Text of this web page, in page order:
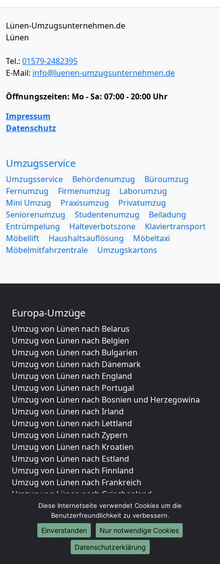
Lünen-Umzugsunternehmen.de
Lünen
Tel.: 01579-2482395
E-Mail: info@luenen-umzugsunternehmen.de
Öffnungszeiten: Mo - Sa: 07:00 - 20:00 Uhr
Impressum
Datenschutz
Umzugsservice
Umzugsservice Behördenumzug
Büroumzug
Fernumzug
Firmenumzug
Laborumzug
Mini Umzug
Praxisumzug
Privatumzug
Seniorenumzug
Studentenumzug
Beiladung
Entrümpelung
Halteverbotszone
Klaviertransport
Möbellift
Haushaltsauflösung
Möbeltaxi
Möbelmitfahrzentrale
Umzugskartons
Europa-Umzüge
Umzug von Lünen nach Belarus
Umzug von Lünen nach Belgien
Umzug von Lünen nach Bulgarien
Umzug von Lünen nach Dänemark
Umzug von Lünen nach England
Umzug von Lünen nach Portugal
Umzug von Lünen nach Bosnien und Herzegowina
Umzug von Lünen nach Irland
Umzug von Lünen nach Lettland
Umzug von Lünen nach Zypern
Umzug von Lünen nach Kroatien
Umzug von Lünen nach Estland
Umzug von Lünen nach Finnland
Umzug von Lünen nach Frankreich
Umzug von Lünen nach Griechenland
Umzug von Lünen nach Italien
Umzug von Lünen nach Liechtenstein
Umzug von Lünen nach Luxemburg
Umzug von Lünen nach Niederlande
Umzug von Lünen nach Norwegen
Diese Internetseite verwendet Cookies um die
Benutzerfreundlichkeit zu verbessern.
Einverstanden
Nur notwendige Cookies
Datenschutzerklärung